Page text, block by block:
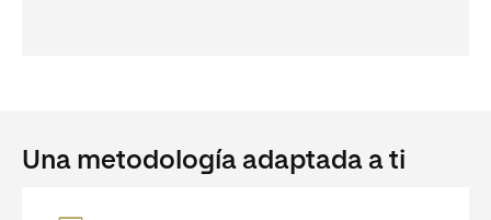
Una metodología adaptada a ti